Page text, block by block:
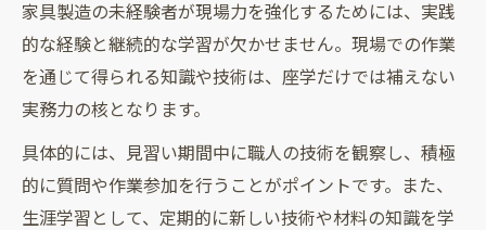
家具製造の未経験者が現場力を強化するためには、実践
的な経験と継続的な学習が欠かせません。現場での作業
を通じて得られる知識や技術は、座学だけでは補えない
実務力の核となります。
具体的には、見習い期間中に職人の技術を観察し、積極
的に質問や作業参加を行うことがポイントです。また、
生涯学習として、定期的に新しい技術や材料の知識を学